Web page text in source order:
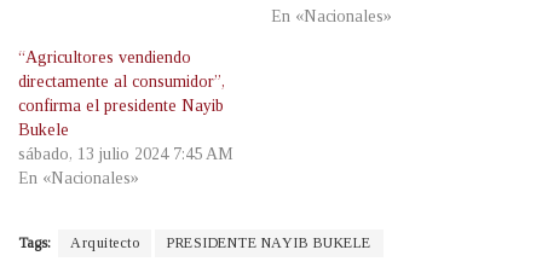
En «Nacionales»
“Agricultores vendiendo
directamente al consumidor”,
confirma el presidente Nayib
Bukele
sábado, 13 julio 2024 7:45 AM
En «Nacionales»
Tags: Arquitecto PRESIDENTE NAYIB BUKELE